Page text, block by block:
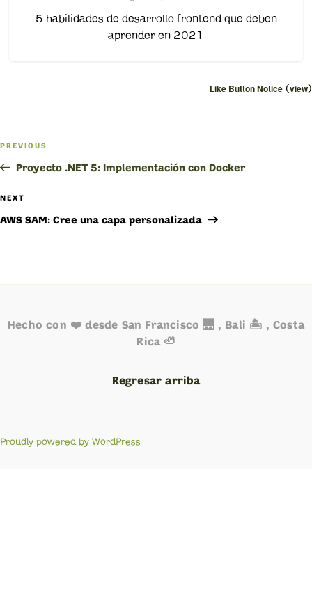
5 habilidades de desarrollo frontend que deben
aprender en 2021
Like Button Notice (view)
Navegación
de
entradas
Previous
Post
PREVIOUS
Proyecto .NET 5: Implementación con Docker
Next
Post
NEXT
AWS SAM: Cree una capa personalizada
Hecho con ❤️ desde San Francisco 🌉 , Bali 🏝️ , Costa
Rica 🦥
Regresar arriba
Proudly powered by WordPress